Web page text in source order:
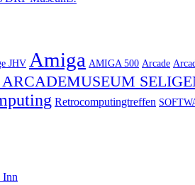
JHV Amiga AMIGA 500 Arcade
Retrocomputingtreffen
Inn